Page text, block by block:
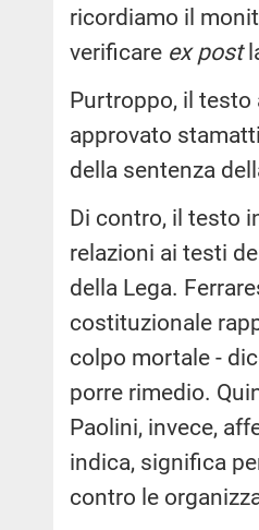
ricordiamo il
verificare ex post
Purtroppo, il testo
approvato
della sentenza
Di contro, il testo
relazioni ai testi
della Lega.
costituzionale
colpo mortale -
porre rimedio.
Paolini, invece,
indica, significa
contro le